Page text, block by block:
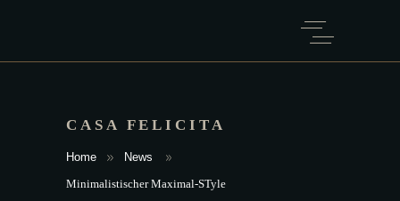
CASA FELICITA
Home News
Minimalistischer Maximal-STyle